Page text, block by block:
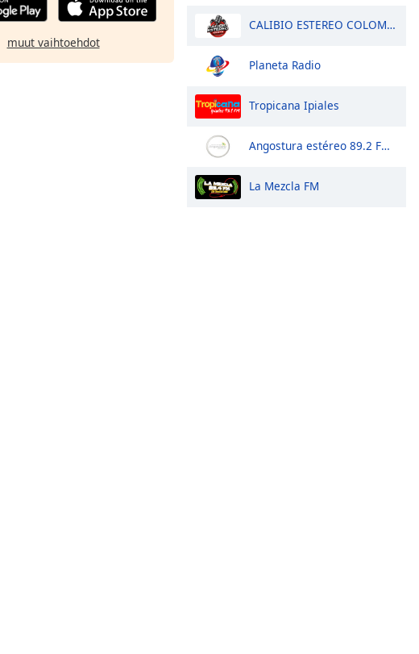
muut vaihtoehdot
CALIBIO ESTEREO COLOMBIA
Planeta Radio
Tropicana Ipiales
Angostura estéreo 89.2 FM 2024-2027
La Mezcla FM